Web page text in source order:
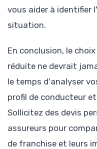
vous aider à identifier
situation.
En conclusion, le
réduite ne devrait
le temps d'analyser
profil de conducteur
Sollicitez des devis
assureurs pour
de franchise et leurs